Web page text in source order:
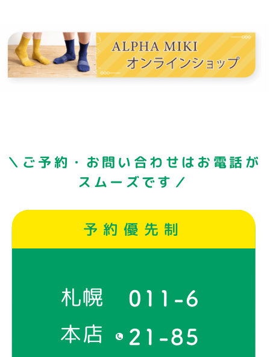
＼ご予約・お問い合わせはお電話が
スムーズです／
予約優先制
札幌
本店
011-6
21-85